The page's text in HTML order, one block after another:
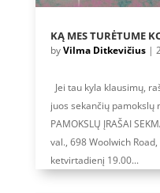
KĄ MES TURĖTUME
byVilma Ditkevičius|
Jei tau kyla klausimų,
juos sekančių pamokslų
PAMOKSLŲ ĮRAŠAI
val., 698 Woolwich
ketvirtadienį 19.00...